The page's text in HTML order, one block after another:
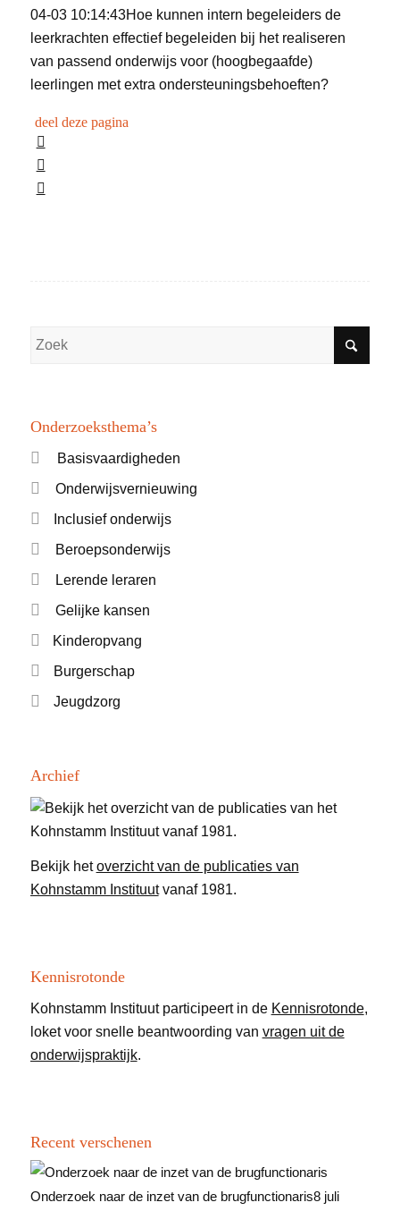
04-03 10:14:43Hoe kunnen intern begeleiders de
leerkrachten effectief begeleiden bij het realiseren
van passend onderwijs voor (hoogbegaafde)
leerlingen met extra ondersteuningsbehoeften?
deel deze pagina
Onderzoeksthema’s
Basisvaardigheden
Onderwijsvernieuwing
Inclusief onderwijs
Beroepsonderwijs
Lerende leraren
Gelijke kansen
Kinderopvang
Burgerschap
Jeugdzorg
Archief
Bekijk hetoverzicht van de publicaties van
Kohnstamm Instituutvanaf 1981.
Kennisrotonde
Kohnstamm Instituut participeert in de Kennisrotonde,
loket voor snelle beantwoording van vragen uit de
onderwijspraktijk.
Recent verschenen
Onderzoek naar de inzet van de brugfunctionaris8 juli